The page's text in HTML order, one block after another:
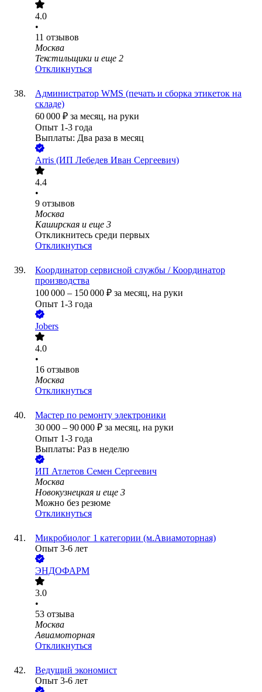
4.0
•
11 отзывов
Москва
Текстильщики и еще 2
Откликнуться
Администратор WMS (печать и сборка этикеток на
складе)
60 000 ₽ за месяц, на руки
Опыт 1-3 года
Выплаты: Два раза в месяц
Arris (ИП Лебедев Иван Сергеевич)
4.4
•
9 отзывов
Москва
Каширская и еще 3
Откликнитесь среди первых
Откликнуться
Координатор сервисной службы / Координатор
производства
100 000 – 150 000 ₽ за месяц, на руки
Опыт 1-3 года
Jobers
4.0
•
16 отзывов
Москва
Откликнуться
Мастер по ремонту электроники
30 000 – 90 000 ₽ за месяц, на руки
Опыт 1-3 года
Выплаты: Раз в неделю
ИП Атлетов Семен Сергеевич
Москва
Новокузнецкая и еще 3
Можно без резюме
Откликнуться
Микробиолог 1 категории (м.Авиамоторная)
Опыт 3-6 лет
ЭНДОФАРМ
3.0
•
53 отзыва
Москва
Авиамоторная
Откликнуться
Ведущий экономист
Опыт 3-6 лет